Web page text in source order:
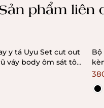
phẩm liên
y tá Uyu Set cut out
váy body ôm sát tôn
kiện
Bộ